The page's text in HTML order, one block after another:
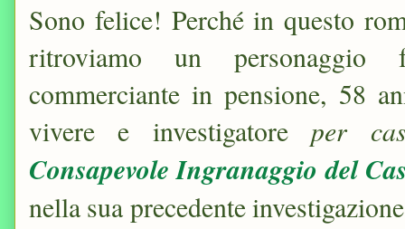
Sono felice! Perché in questo
ritroviamo un personaggio
commerciante in pensione, 58
vivere e investigatore per
Consapevole Ingranaggio del
nella sua precedente